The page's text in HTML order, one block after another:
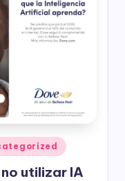
utilizar IA